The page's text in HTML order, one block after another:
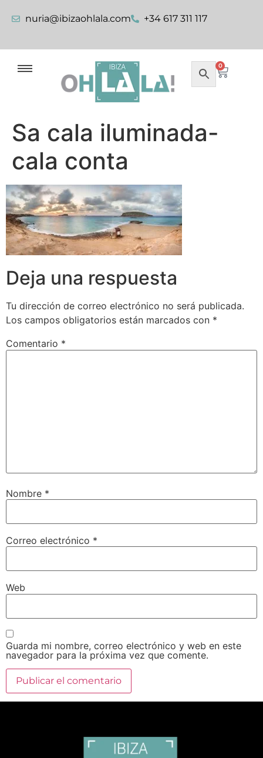
nuria@ibizaohlala.com +34 617 311 117
0
Sa cala iluminada-
cala conta
Deja una respuesta
Tu dirección de correo electrónico no será publicada.
Los campos obligatorios están marcados con *
Comentario *
Nombre *
Correo electrónico *
Web
Guarda mi nombre, correo electrónico y web en este
navegador para la próxima vez que comente.